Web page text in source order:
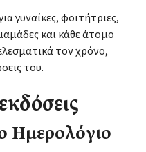
γυναίκες, φοιτήτριες,
και κάθε άτομο
τον χρόνο,
του.
Ημερολόγιο